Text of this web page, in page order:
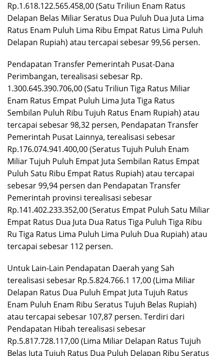
Rp.1.618.122.565.458,00 (Satu Triliun Enam Ratus
Delapan Belas Miliar Seratus Dua Puluh Dua Juta Lima
Ratus Enam Puluh Lima Ribu Empat Ratus Lima Puluh
Delapan Rupiah) atau tercapai sebesar 99,56 persen.
Pendapatan Transfer Pemerintah Pusat-Dana
Perimbangan, terealisasi sebesar Rp.
1.300.645.390.706,00 (Satu Triliun Tiga Ratus Miliar
Enam Ratus Empat Puluh Lima Juta Tiga Ratus
Sembilan Puluh Ribu Tujuh Ratus Enam Rupiah) atau
tercapai sebesar 98,32 persen, Pendapatan Transfer
Pemerintah Pusat Lainnya, terealisasi sebesar
Rp.176.074.941.400,00 (Seratus Tujuh Puluh Enam
Miliar Tujuh Puluh Empat Juta Sembilan Ratus Empat
Puluh Satu Ribu Empat Ratus Rupiah) atau tercapai
sebesar 99,94 persen dan Pendapatan Transfer
Pemerintah provinsi terealisasi sebesar
Rp.141.402.233.352,00 (Seratus Empat Puluh Satu Miliar
Empat Ratus Dua Juta Dua Ratus Tiga Puluh Tiga Ribu
Ru Tiga Ratus Lima Puluh Lima Puluh Dua Rupiah) atau
tercapai sebesar 112 persen.
Untuk Lain-Lain Pendapatan Daerah yang Sah
terealisasi sebesar Rp.5.824.766.1 17,00 (Lima Miliar
Delapan Ratus Dua Puluh Empat Juta Tujuh Ratus
Enam Puluh Enam Ribu Seratus Tujuh Belas Rupiah)
atau tercapai sebesar 107,87 persen. Terdiri dari
Pendapatan Hibah terealisasi sebesar
Rp.5.817.728.117,00 (Lima Miliar Delapan Ratus Tujuh
Belas Juta Tujuh Ratus Dua Puluh Delapan Ribu Seratus